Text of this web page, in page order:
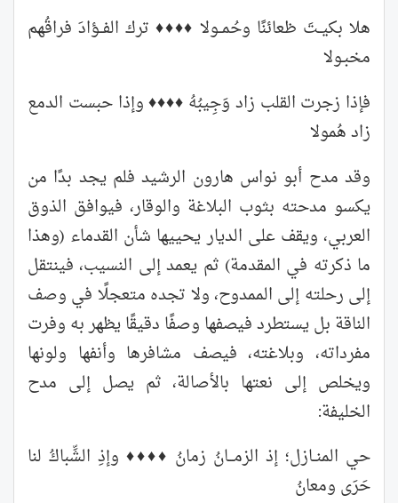
هلا بكيــتَ ظعائنًا وحُمــولا ♦♦♦♦ ترك الفــؤادَ فراقُهم
مخبـولا
فإذا زجرت القلب زاد وَجِيبُهُ ♦♦♦♦ وإذا حبست الدمع
زاد هُمولا
وقد مدح أبو نواس هارون الرشيد فلم يجد بدًا من
يكسو مدحته بثوب البلاغة والوقار، فيوافق الذوق
العربي، ويقف على الديار يحييها شأن القدماء (وهذا
ما ذكرته في المقدمة) ثم يعمد إلى النسيب، فينتقل
إلى رحلته إلى الممدوح، ولا تجده متعجلًا في وصف
الناقة بل يستطرد فيصفها وصفًا دقيقًا يظهر به وفرت
مفرداته، وبلاغته، فيصف مشافرها وأنفها ولونها
ويخلص إلى نعتها بالأصالة، ثم يصل إلى مدح
الخليفة:
حي المنــازل؛ إذ الزمـــانُ زمانُ ♦♦♦♦ وإذِ الشِّباكُ لنا
حَرَى ومعانُ